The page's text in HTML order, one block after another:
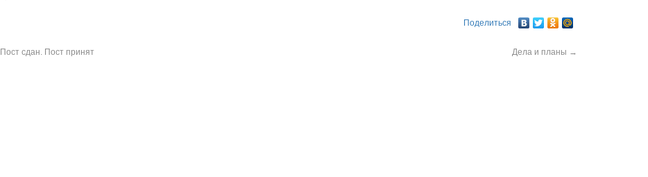
Поделиться
Пост сдан. Пост принят Дела и планы →